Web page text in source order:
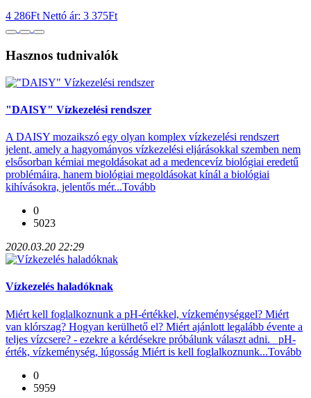
4 286Ft Nettó ár: 3 375Ft
Hasznos tudnivalók
"DAISY" Vízkezelési rendszer
A DAISY mozaikszó egy olyan komplex vízkezelési rendszert
jelent, amely a hagyományos vízkezelési eljárásokkal szemben nem
elsősorban kémiai megoldásokat ad a medencevíz biológiai eredetű
problémáira, hanem biológiai megoldásokat kínál a biológiai
kihívásokra, jelentős mér...Tovább
0
5023
2020.03.20 22:29
Vízkezelés haladóknak
Miért kell foglalkoznunk a pH-értékkel, vízkeménységgel? Miért
van klórszag? Hogyan kerülhető el? Miért ajánlott legalább évente a
teljes vízcsere? - ezekre a kérdésekre próbálunk választ adni. pH-
érték, vízkeménység, lúgosság Miért is kell foglalkoznunk...Tovább
0
5959